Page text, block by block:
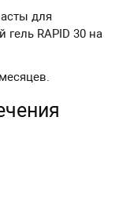
для
гель RAPID 30 на